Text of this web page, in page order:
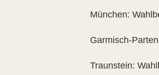
München:
Garmisch-
Traunstein: